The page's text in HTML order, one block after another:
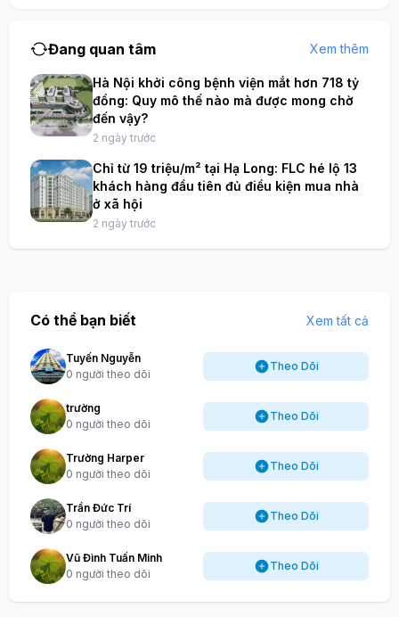
Đang quan tâm Xem thêm
Hà Nội khởi công bệnh viện mắt hơn 718 tỷ
đồng: Quy mô thế nào mà được mong chờ
đến vậy?
2 ngày trước
Chỉ từ 19 triệu/m² tại Hạ Long: FLC hé lộ 13
khách hàng đầu tiên đủ điều kiện mua nhà
ở xã hội
2 ngày trước
Có thể bạn biết Xem tất cả
Tuyến Nguyễn
0 người theo dõi
Theo Dõi
trường
0 người theo dõi
Theo Dõi
Trường Harper
0 người theo dõi
Theo Dõi
Trần Đức Trí
0 người theo dõi
Theo Dõi
Vũ Đình Tuấn Minh
0 người theo dõi
Theo Dõi